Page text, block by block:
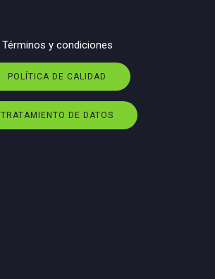
Términos y condiciones
POLÍTICA DE CALIDAD
TRATAMIENTO DE DATOS